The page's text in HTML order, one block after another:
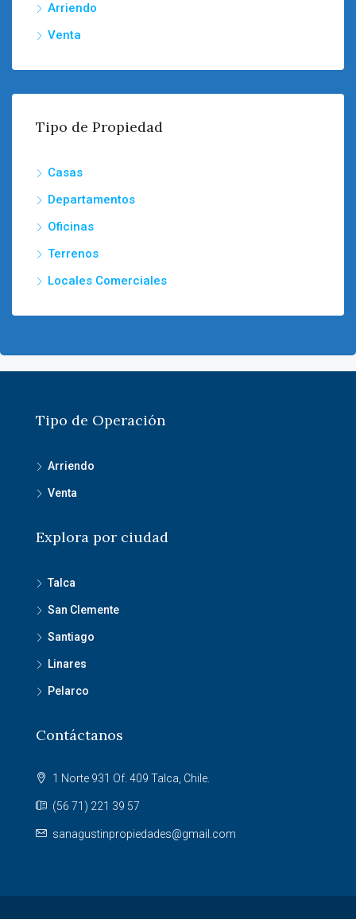
Arriendo
Venta
Tipo de Propiedad
Casas
Departamentos
Oficinas
Terrenos
Locales Comerciales
Tipo de Operación
Arriendo
Venta
Explora por ciudad
Talca
San Clemente
Santiago
Linares
Pelarco
Contáctanos
1 Norte 931 Of. 409 Talca, Chile.
(56 71) 221 39 57
sanagustinpropiedades@gmail.com